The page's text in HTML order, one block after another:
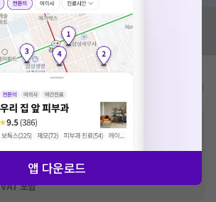
정보가 있나요?
세요!
추가비용 등으로 실제 가격과 상이할 수 있으니, 정확
에 직접 문의해주세요.
강보험심사평가원에 고지되어 있는 급여 진료 기준 가
복합적인 비용이 추가되어, 병원마다 금액이 다르게
랍니다.)
VAT 포함
앱 다운로드